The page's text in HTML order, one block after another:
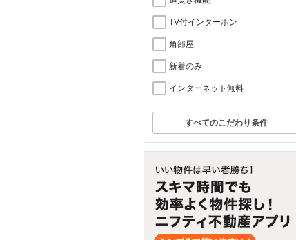
TV付インターホン
角部屋
新着のみ
インターネット無料
すべてのこだわり条件